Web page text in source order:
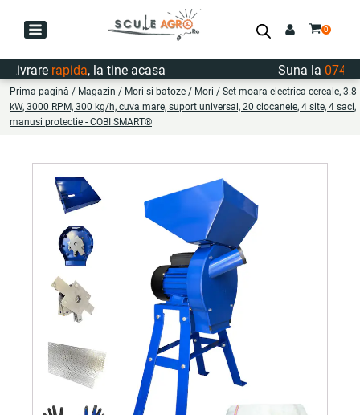
rapida, la tine acasa Suna la
Prima pagină / Magazin / Mori si batoze / Mori / Set moara electrica cereale, 3.8
kW, 3000 RPM, 300 kg/h, cuva mare, suport universal, 20 ciocanele, 4 site, 4 saci,
manusi protectie - COBI SMART®